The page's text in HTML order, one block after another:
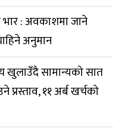
भार : अवकाशमा जाने
अनुमान
सामान्यको सात
प्रस्ताव, ११ अर्ब खर्चको